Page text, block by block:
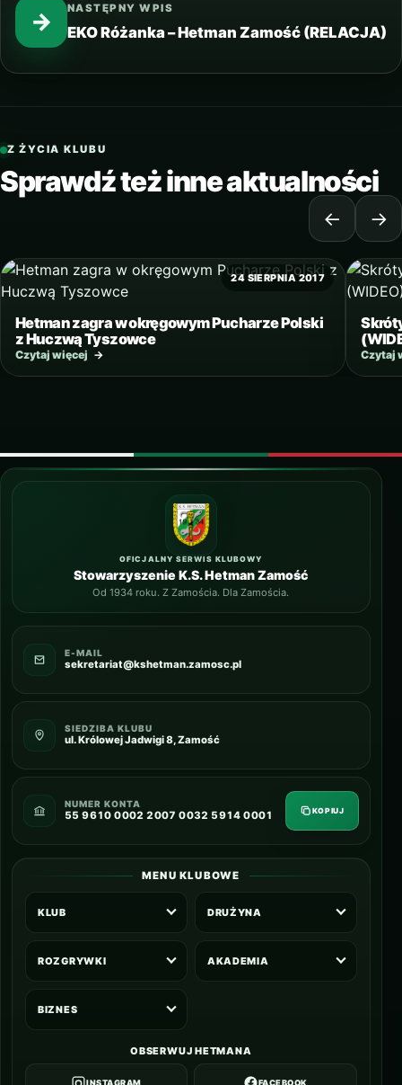
NASTĘPNY WPIS
EKO Różanka – Hetman Zamość (RELACJA)
→
Z ŻYCIA KLUBU
Sprawdź też inne aktualności
← →
24 SIERPNIA 2017
Hetman zagra w okręgowym Pucharze Polski
z Huczwą Tyszowce
Czytaj więcej → Czytaj
OFICJALNY SERWIS KLUBOWY
Stowarzyszenie K.S. Hetman Zamość
Od 1934 roku. Z Zamościa. Dla Zamościa.
E-MAIL
sekretariat@kshetman.zamosc.pl
SIEDZIBA KLUBU
ul. Królowej Jadwigi 8, Zamość
NUMER KONTA
55 9610 0002 2007 0032 5914 0001 KOPIUJ
MENU KLUBOWE
KLUB DRUŻYNA
ROZGRYWKI AKADEMIA
BIZNES
OBSERWUJ HETMANA